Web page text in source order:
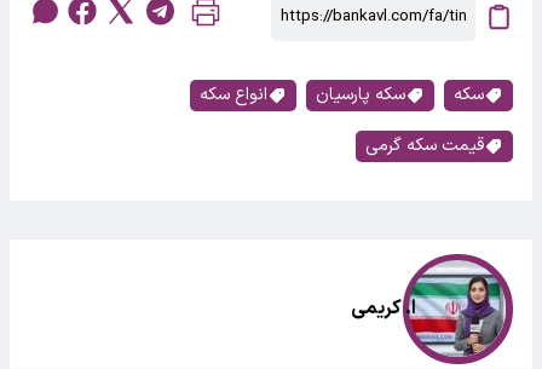
سکه سکه پارسیان
انواع سکه
قیمت سکه گرمی
ا. کریمی